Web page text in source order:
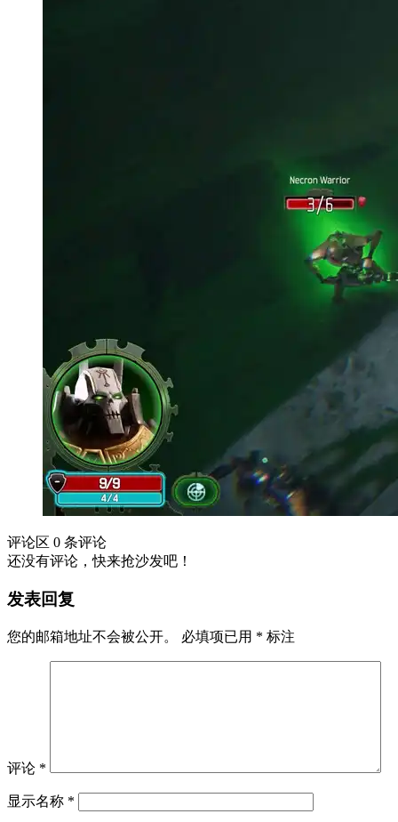
评论区 0 条评论
还没有评论，快来抢沙发吧！
发表回复
您的邮箱地址不会被公开。 必填项已用 * 标注
评论 *
显示名称 *